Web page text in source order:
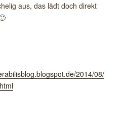
aus, das lädt doch direkt
2014/08/